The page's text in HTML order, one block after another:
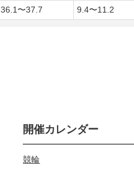
36.1〜37.7 9.4〜11.2
開催カレンダー
競輪